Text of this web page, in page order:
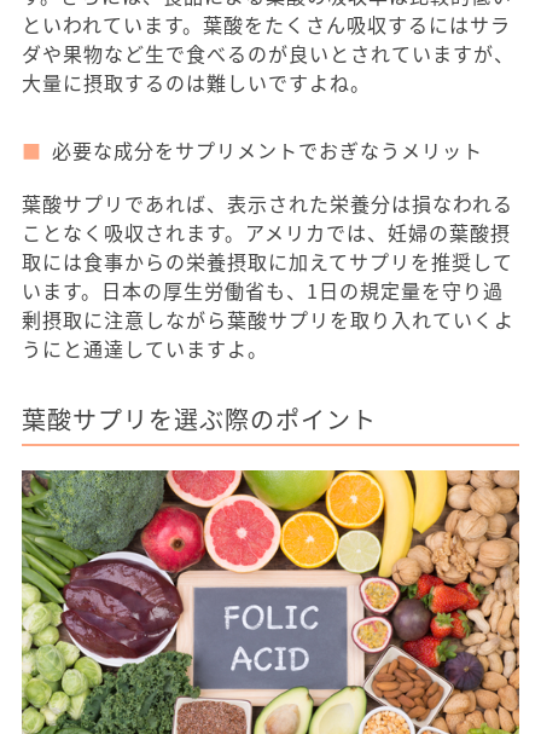
といわれています。葉酸をたくさん吸収するにはサラ
ダや果物など生で食べるのが良いとされていますが、
大量に摂取するのは難しいですよね。
必要な成分をサプリメントでおぎなうメリット
葉酸サプリであれば、表示された栄養分は損なわれる
ことなく吸収されます。アメリカでは、妊婦の葉酸摂
取には食事からの栄養摂取に加えてサプリを推奨して
います。日本の厚生労働省も、1日の規定量を守り過
剰摂取に注意しながら葉酸サプリを取り入れていくよ
うにと通達していますよ。
葉酸サプリを選ぶ際のポイント